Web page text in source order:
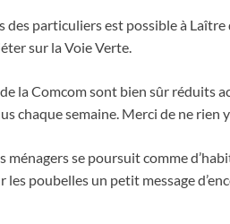
des particuliers est possible à
sur la Voie Verte.
la Comcom sont bien sûr réduits
chaque semaine. Merci de ne rien
ménagers se poursuit comme
les poubelles un petit message